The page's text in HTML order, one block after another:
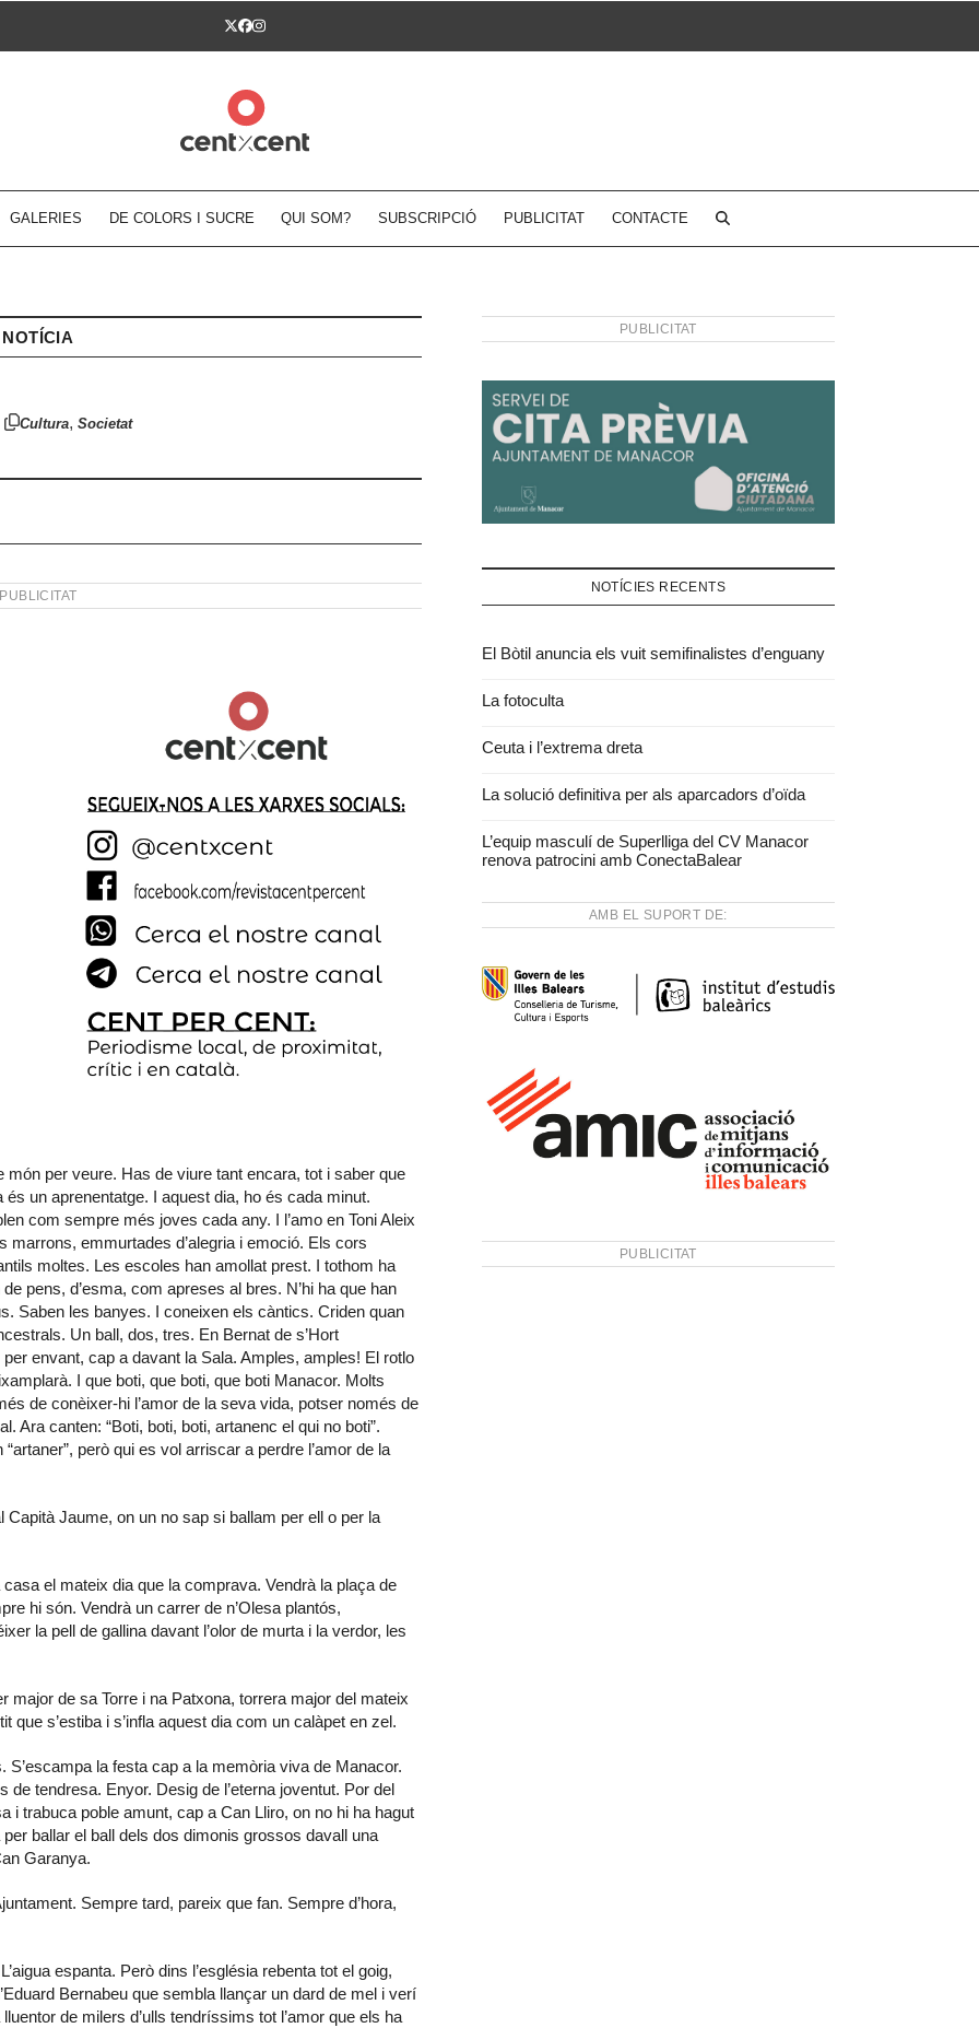
Twitter
Facebook
Instagram
GALERIES DE COLORS I SUCRE QUI SOM? SUBSCRIPCIÓ PUBLICITAT CONTACTE
NOTÍCIA
Cultura, Societat
PUBLICITAT
per veure. Has de viure tant encara, tot i saber que
un aprenentatge. I aquest dia, ho és cada minut.
com sempre més joves cada any. I l’amo en Toni Aleix
emmurtades d’alegria i emoció. Els cors
moltes. Les escoles han amollat prest. I tothom ha
pens, d’esma, com apreses al bres. N’hi ha que han
Saben les banyes. I coneixen els càntics. Criden quan
Un ball, dos, tres. En Bernat de s’Hort
envant, cap a davant la Sala. Amples, amples! El rotlo
I que boti, que boti, que boti Manacor. Molts
de conèixer-hi l’amor de la seva vida, potser només de
Ara canten: “Boti, boti, boti, artanenc el qui no boti”.
però qui es vol arriscar a perdre l’amor de la
Jaume, on un no sap si ballam per ell o per la
el mateix dia que la comprava. Vendrà la plaça de
hi són. Vendrà un carrer de n’Olesa plantós,
la pell de gallina davant l’olor de murta i la verdor, les
major de sa Torre i na Patxona, torrera major del mateix
que s’estiba i s’infla aquest dia com un calàpet en zel.
S’escampa la festa cap a la memòria viva de Manacor.
tendresa. Enyor. Desig de l’eterna joventut. Por del
i trabuca poble amunt, cap a Can Lliro, on no hi ha hagut
ballar el ball dels dos dimonis grossos davall una
Garanya.
Sempre tard, pareix que fan. Sempre d’hora,
espanta. Però dins l’església rebenta tot el goig,
Bernabeu que sembla llançar un dard de mel i verí
de milers d’ulls tendríssims tot l’amor que els ha
PUBLICITAT
NOTÍCIES RECENTS
El Bòtil anuncia els vuit semifinalistes d’enguany
La fotoculta
Ceuta i l’extrema dreta
La solució definitiva per als aparcadors d’oïda
L’equip masculí de Superlliga del CV Manacor
renova patrocini amb ConectaBalear
AMB EL SUPORT DE:
PUBLICITAT